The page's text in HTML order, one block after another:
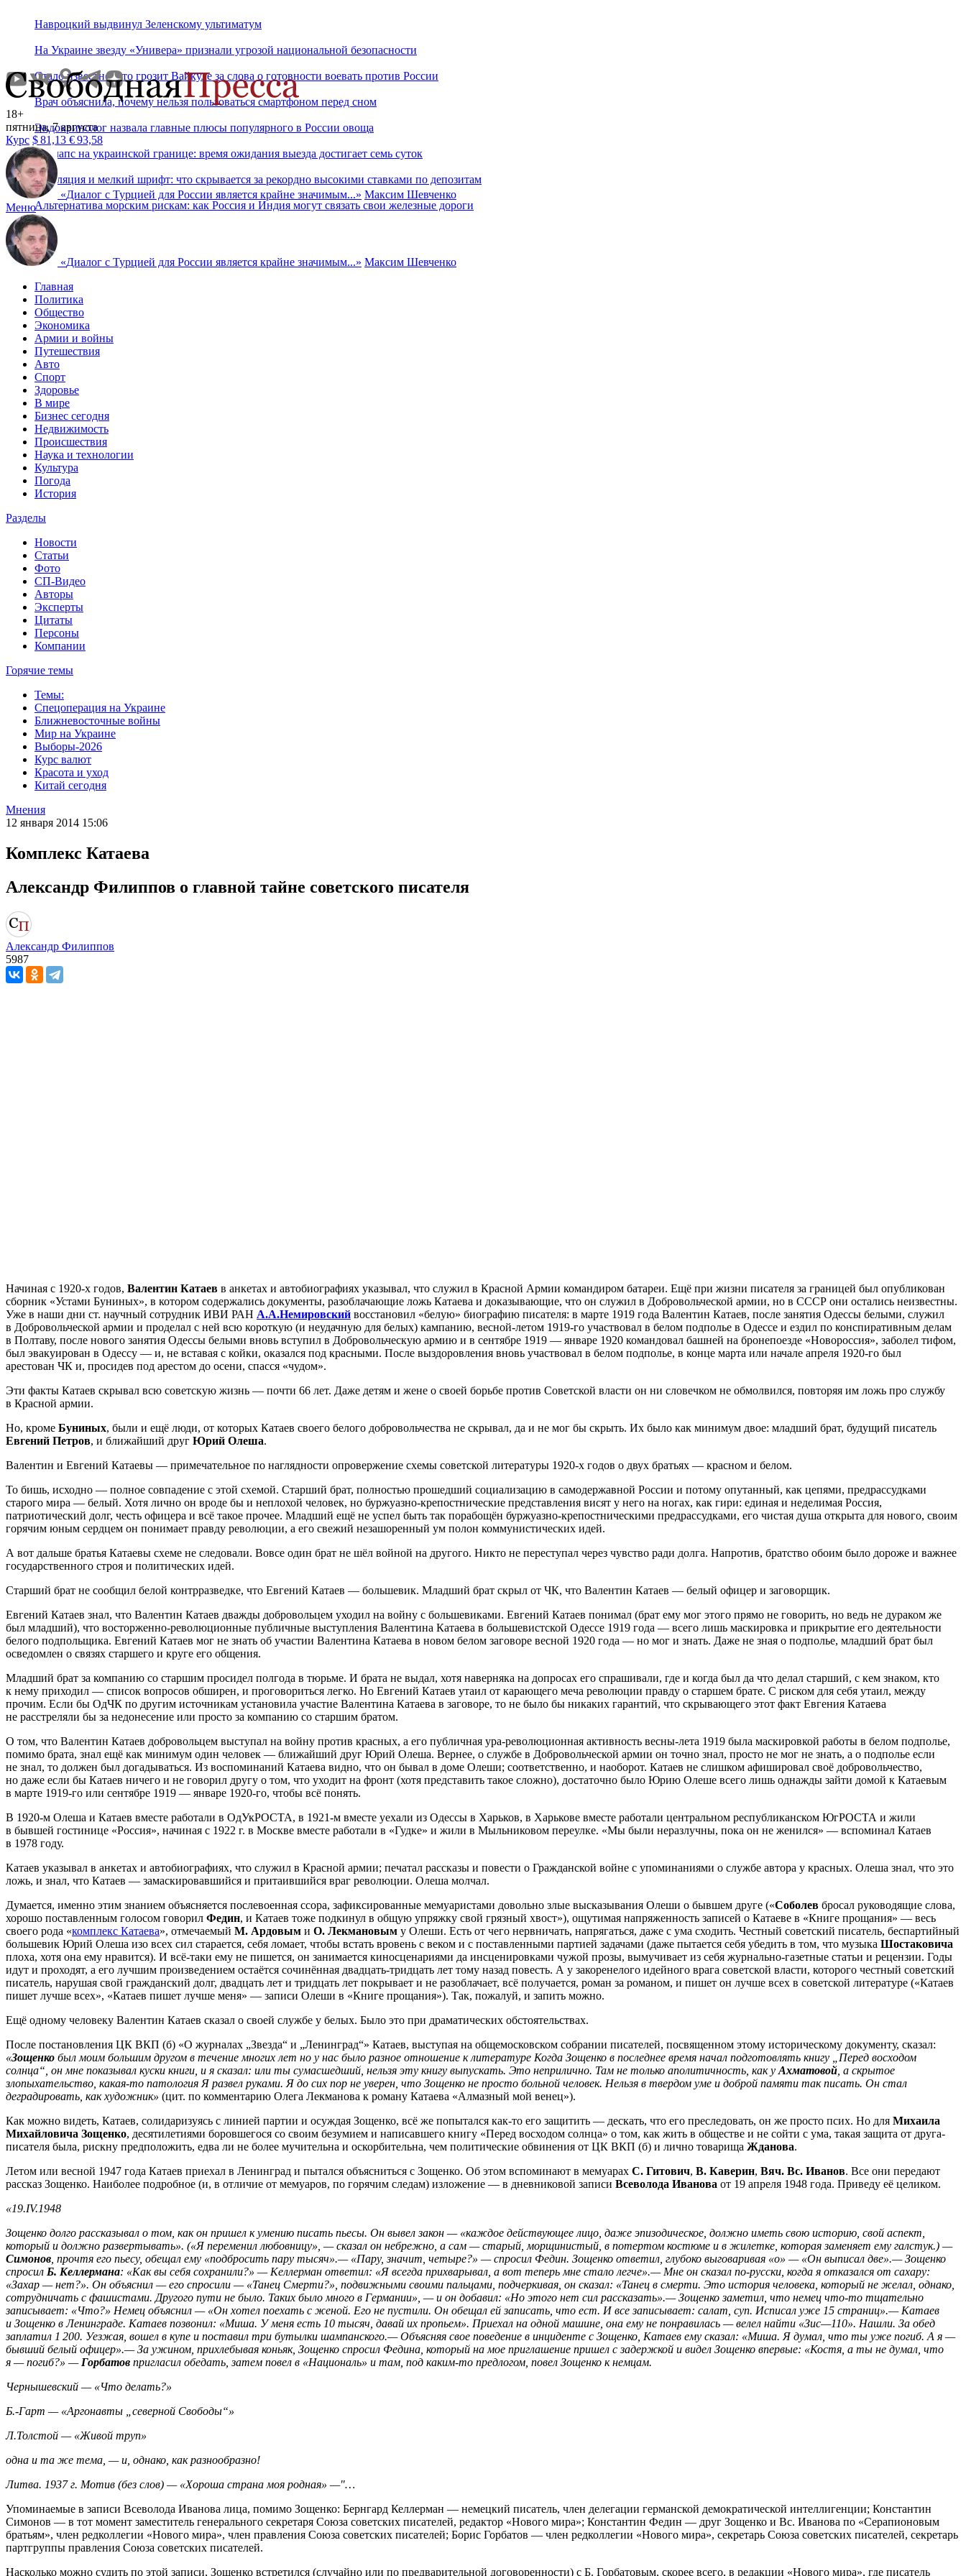
Навроцкий выдвинул Зеленскому ультиматум
На Украине звезду «Универа» признали угрозой национальной безопасности
Стало известно, что грозит Вайкуле за слова о готовности воевать против России
Врач объяснила, почему нельзя пользоваться смартфоном перед сном
Эндокринолог назвала главные плюсы популярного в России овоща
Коллапс на украинской границе: время ожидания выезда достигает семь суток
Инфляция и мелкий шрифт: что скрывается за рекордно высокими ставками по депозитам
Альтернатива морским рискам: как Россия и Индия могут связать свои железные дороги
18+
пятница, 7 августа
Курс $81,13 €93,58
«Диалог с Турцией для России является крайне значимым...» Максим Шевченко
Меню
«Диалог с Турцией для России является крайне значимым...» Максим Шевченко
Главная
Политика
Общество
Экономика
Армии и войны
Путешествия
Авто
Спорт
Здоровье
В мире
Бизнес сегодня
Недвижимость
Происшествия
Наука и технологии
Культура
Погода
История
Разделы
Новости
Статьи
Фото
СП-Видео
Авторы
Эксперты
Цитаты
Персоны
Компании
Горячие темы
Темы:
Спецоперация на Украине
Ближневосточные войны
Мир на Украине
Выборы-2026
Курс валют
Красота и уход
Китай сегодня
Мнения
12 января 2014 15:06
Комплекс Катаева
Александр Филиппов о главной тайне советского писателя
Александр Филиппов
5987
Начиная с 1920-х годов, Валентин Катаев в анкетах и автобиографиях указывал, что служил в Красной Армии командиром батареи. Ещё при жизни писателя за границей был опубликован
сборник «Устами Буниных», в котором содержались документы, разоблачающие ложь Катаева и доказывающие, что он служил в Добровольческой армии, но в СССР они остались неизвестны.
Уже в наши дни ст. научный сотрудник ИВИ РАН А.А.Немировский восстановил «белую» биографию писателя: в марте 1919 года Валентин Катаев, после занятия Одессы белыми, служил
в Добровольческой армии и проделал с ней всю короткую (и неудачную для белых) кампанию, весной-летом 1919-го участвовал в белом подполье в Одессе и ездил по конспиративным делам
в Полтаву, после нового занятия Одессы белыми вновь вступил в Добровольческую армию и в сентябре 1919 — январе 1920 командовал башней на бронепоезде «Новороссия», заболел тифом,
был эвакуирован в Одессу — и, не вставая с койки, оказался под красными. После выздоровления вновь участвовал в белом подполье, в конце марта или начале апреля 1920-го был
арестован ЧК и, просидев под арестом до осени, спасся «чудом».
Эти факты Катаев скрывал всю советскую жизнь — почти 66 лет. Даже детям и жене о своей борьбе против Советской власти он ни словечком не обмолвился, повторяя им ложь про службу
в Красной армии.
Но, кроме Буниных, были и ещё люди, от которых Катаев своего белого добровольчества не скрывал, да и не мог бы скрыть. Их было как минимум двое: младший брат, будущий писатель
Евгений Петров, и ближайший друг Юрий Олеша.
Валентин и Евгений Катаевы — примечательное по наглядности опровержение схемы советской литературы 1920-х годов о двух братьях — красном и белом.
То бишь, исходно — полное совпадение с этой схемой. Старший брат, полностью прошедший социализацию в самодержавной России и потому опутанный, как цепями, предрассудками
старого мира — белый. Хотя лично он вроде бы и неплохой человек, но буржуазно-крепостнические представления висят у него на ногах, как гири: единая и неделимая Россия,
патриотический долг, честь офицера и всё такое прочее. Младший ещё не успел быть так порабощён буржуазно-крепостническими предрассудками, его чистая душа открыта для нового, своим
горячим юным сердцем он понимает правду революции, а его свежий незашоренный ум полон коммунистических идей.
А вот дальше братья Катаевы схеме не следовали. Вовсе один брат не шёл войной на другого. Никто не переступал через чувство ради долга. Напротив, братство обоим было дороже и важнее
государственного строя и политических идей.
Старший брат не сообщил белой контрразведке, что Евгений Катаев — большевик. Младший брат скрыл от ЧК, что Валентин Катаев — белый офицер и заговорщик.
Евгений Катаев знал, что Валентин Катаев дважды добровольцем уходил на войну с большевиками. Евгений Катаев понимал (брат ему мог этого прямо не говорить, но ведь не дураком же
был младший), что восторженно-революционные публичные выступления Валентина Катаева в большевистской Одессе 1919 года — всего лишь маскировка и прикрытие его деятельности
белого подпольщика. Евгений Катаев мог не знать об участии Валентина Катаева в новом белом заговоре весной 1920 года — но мог и знать. Даже не зная о подполье, младший брат был
осведомлен о связях старшего и круге его общения.
Младший брат за компанию со старшим просидел полгода в тюрьме. И брата не выдал, хотя наверняка на допросах его спрашивали, где и когда был да что делал старший, с кем знаком, кто
к нему приходил — список вопросов обширен, и проговориться легко. Но Евгений Катаев утаил от карающего меча революции правду о старшем брате. С риском для себя утаил, между
прочим. Если бы ОдЧК по другим источникам установила участие Валентина Катаева в заговоре, то не было бы никаких гарантий, что скрывающего этот факт Евгения Катаева
не расстреляли бы за недонесение или просто за компанию со старшим братом.
О том, что Валентин Катаев добровольцем выступал на войну против красных, а его публичная ура-революционная активность весны-лета 1919 была маскировкой работы в белом подполье,
помимо брата, знал ещё как минимум один человек — ближайший друг Юрий Олеша. Вернее, о службе в Добровольческой армии он точно знал, просто не мог не знать, а о подполье если
не знал, то должен был догадываться. Из воспоминаний Катаева видно, что он бывал в доме Олеши; соответственно, и наоборот. Катаев не слишком афишировал своё добровольчество,
но даже если бы Катаев ничего и не говорил другу о том, что уходит на фронт (хотя представить такое сложно), достаточно было Юрию Олеше всего лишь однажды зайти домой к Катаевым
в марте 1919-го или сентябре 1919 — январе 1920-го, чтобы всё понять.
В 1920-м Олеша и Катаев вместе работали в ОдУкРОСТА, в 1921-м вместе уехали из Одессы в Харьков, в Харькове вместе работали центральном республиканском ЮгРОСТА и жили
в бывшей гостинице «Россия», начиная с 1922 г. в Москве вместе работали в «Гудке» и жили в Мыльниковом переулке. «Мы были неразлучны, пока он не женился» — вспоминал Катаев
в 1978 году.
Катаев указывал в анкетах и автобиографиях, что служил в Красной армии; печатал рассказы и повести о Гражданской войне с упоминаниями о службе автора у красных. Олеша знал, что это
ложь, и знал, что Катаев — замаскировавшийся и притаившийся враг революции. Олеша молчал.
Думается, именно этим знанием объясняется послевоенная ссора, зафиксированные мемуаристами довольно злые высказывания Олеши о бывшем друге («Соболев бросал руководящие слова,
хорошо поставленным голосом говорил Федин, и Катаев тоже подкинул в общую упряжку свой грязный хвост»), ощутимая напряженность записей о Катаеве в «Книге прощания» — весь
своего рода «комплекс Катаева», отмечаемый М. Ардовым и О. Лекмановым у Олеши. Есть от чего нервничать, напрягаться, даже с ума сходить. Честный советский писатель, беспартийный
большевик Юрий Олеша изо всех сил старается, себя ломает, чтобы встать вровень с веком и с поставленными партией задачами (даже пытается себя убедить в том, что музыка Шостаковича
плоха, хотя она ему нравится). И всё-таки ему не пишется, он занимается киносценариями да инсценировками чужой прозы, вымучивает из себя журнально-газетные статьи и рецензии. Годы
идут и проходят, а его лучшим произведением остаётся сочинённая двадцать-тридцать лет тому назад повесть. А у закоренелого идейного врага советской власти, которого честный советский
писатель, нарушая свой гражданский долг, двадцать лет и тридцать лет покрывает и не разоблачает, всё получается, роман за романом, и пишет он лучше всех в советской литературе («Катаев
пишет лучше всех», «Катаев пишет лучше меня» — записи Олеши в «Книге прощания»). Так, пожалуй, и запить можно.
Ещё одному человеку Валентин Катаев сказал о своей службе у белых. Было это при драматических обстоятельствах.
После постановления ЦК ВКП (б) «О журналах „Звезда“ и „Ленинград“» Катаев, выступая на общемосковском собрании писателей, посвященном этому историческому документу, сказал:
«Зощенко был моим большим другом в течение многих лет но у нас было разное отношение к литературе Когда Зощенко в последнее время начал подготовлять книгу „Перед восходом
солнца“, он мне показывал куски книги, и я сказал: или ты сумасшедший, нельзя эту книгу выпускать. Это неприлично. Там не только аполитичность, как у Ахматовой , а скрытое
злопыхательство, какая-то патология Я развел руками. Я до сих пор не уверен, что Зощенко не просто больной человек. Нельзя в твердом уме и доброй памяти так писать. Он стал
деградировать, как художник» (цит. по комментарию Олега Лекманова к роману Катаева «Алмазный мой венец»).
Как можно видеть, Катаев, солидаризуясь с линией партии и осуждая Зощенко, всё же попытался как-то его защитить — дескать, что его преследовать, он же просто псих. Но для Михаила
Михайловича Зощенко, десятилетиями боровшегося со своим безумием и написавшего книгу «Перед восходом солнца» о том, как жить в обществе и не сойти с ума, такая защита от друга-
писателя была, рискну предположить, едва ли не более мучительна и оскорбительна, чем политические обвинения от ЦК ВКП (б) и лично товарища Жданова.
Летом или весной 1947 года Катаев приехал в Ленинград и пытался объясниться с Зощенко. Об этом вспоминают в мемуарах С. Гитович, В. Каверин, Вяч. Вс. Иванов. Все они передают
рассказ Зощенко. Наиболее подробное (и, в отличие от мемуаров, по горячим следам) изложение — в дневниковой записи Всеволода Иванова от 19 апреля 1948 года. Приведу её целиком.
«19.IV.1948
Зощенко долго рассказывал о том, как он пришел к умению писать пьесы. Он вывел закон — «каждое действующее лицо, даже эпизодическое, должно иметь свою историю, свой аспект,
который и должно развертывать». («Я переменил любовницу», — сказал он небрежно, а сам — старый, морщинистый, в потертом костюме и в жилетке, которая заменяет ему галстук.) —
Симонов , прочтя его пьесу, обещал ему «подбросить пару тысяч».— «Пару, значит, четыре?» — спросил Федин. Зощенко ответил, глубоко выговаривая «о» — «Он выписал две».— Зощенко
спросил Б. Келлермана: «Как вы себя сохранили?» — Келлерман ответил: «Я всегда прихварывал, а вот теперь мне стало легче».— Мне он сказал по-русски, когда я отказался от сахару:
«Захар — нет?». Он объяснил — его спросили — «Танец Смерти?», подвижными своими пальцами, подчеркивая, он сказал: «Танец в смерти. Это история человека, который не желал, однако,
сотрудничать с фашистами. Другого пути не было. Таких было много в Германии», — и он добавил: «Но этого нет сил рассказать».— Зощенко заметил, что немец что-то тщательно
записывает: «Что?» Немец объяснил — «Он хотел поехать с женой. Его не пустили. Он обещал ей записать, что ест. И все записывает: салат, суп. Исписал уже 15 страниц».— Катаев
и Зощенко в Ленинграде. Катаев позвонил: «Миша. У меня есть 10 тысяч, давай их пропьем». Приехал на одной машине, она ему не понравилась — велел найти «Зис—110». Нашли. За обед
заплатил 1 200. Уезжая, вошел в купе и поставил три бутылки шампанского.— Объясняя свое поведение в инциденте с Зощенко, Катаев ему сказал: «Миша. Я думал, что ты уже погиб. А я —
бывший белый офицер».— За ужином, прихлебывая коньяк, Зощенко спросил Федина, который на мое приглашение пришел с задержкой и видел Зощенко впервые: «Костя, а ты не думал, что
я — погиб?» — Горбатов пригласил обедать, затем повел в «Националь» и там, под каким-то предлогом, повел Зощенко к немцам.
Чернышевский — «Что делать?»
Б.-Гарт — «Аргонавты „северной Свободы“»
Л.Толстой — «Живой труп»
одна и та же тема, — и, однако, как разнообразно!
Литва. 1937 г. Мотив (без слов) — «Хороша страна моя родная» —"…
Упоминаемые в записи Всеволода Иванова лица, помимо Зощенко: Бернгард Келлерман — немецкий писатель, член делегации германской демократической интеллигенции; Константин
Симонов — в тот момент заместитель генерального секретаря Союза советских писателей, редактор «Нового мира»; Константин Федин — друг Зощенко и Вс. Иванова по «Серапионовым
братьям», член редколлегии «Нового мира», член правления Союза советских писателей; Борис Горбатов — член редколлегии «Нового мира», секретарь Союза советских писателей, секретарь
партгруппы правления Союза советских писателей.
Насколько можно судить по этой записи, Зощенко встретился (случайно или по предварительной договоренности) с Б. Горбатовым, скорее всего, в редакции «Нового мира», где писатель